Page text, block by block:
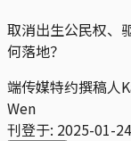
取消出生公民权
何落地？
端传媒特约撰稿人
Wen
刊登于: 2025-01-24